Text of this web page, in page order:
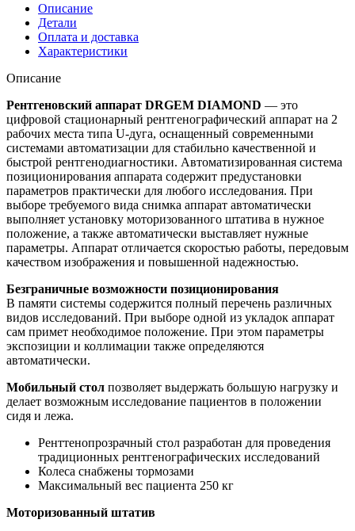
Описание
Детали
Оплата и доставка
Характеристики
Описание
Рентгеновский аппарат DRGEM DIAMOND — это
цифровой стационарный рентгенографический аппарат на 2
рабочих места типа U-дуга, оснащенный современными
системами автоматизации для стабильно качественной и
быстрой рентгенодиагностики. Автоматизированная система
позиционирования аппа­рата содержит предустановки
параметров практически для любого исследования. При
выборе требуемого вида снимка аппарат автоматически
выполняет установку мо­торизованного штатива в нужное
положение, а также автоматически выставляет нужные
параметры. Аппарат отличается скоростью работы, передовым
качеством изображения и повышенной надежностью.
Безграничные возможности позиционирования
В памяти системы содержится полный перечень различных
видов исследований. При выборе одной из укладок аппарат
сам примет необходимое положение. При этом параметры
экспозиции и коллимации также определя­ются
автоматически.
Мобильный стол позволяет выдержать большую нагрузку и
делает возможным исследование пациентов в по­ложении
сидя и лежа.
Ренттенопрозрачный стол разработан для проведения
традиционных рентгенографических исследований
Колеса снабжены тормозами
Максимальный вес пациента 250 кг
Моторизованный штатив